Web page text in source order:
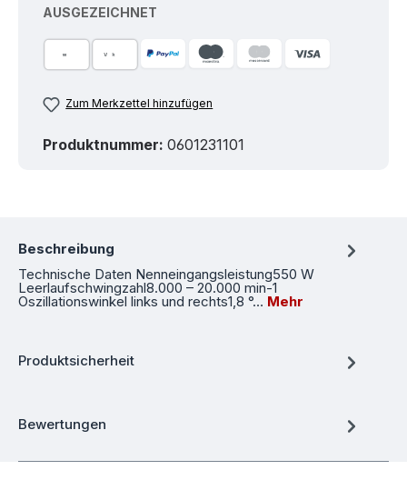
AUSGEZEICHNET
Zum Merkzettel hinzufügen
Produktnummer: 0601231101
Beschreibung
Technische Daten Nenneingangsleistung550 W
Leerlaufschwingzahl8.000 – 20.000 min-1
Oszillationswinkel links und rechts1,8 °… Mehr
Produktsicherheit
Bewertungen